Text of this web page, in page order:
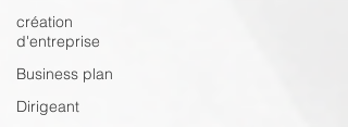
création
d'entreprise
Business plan
Dirigeant